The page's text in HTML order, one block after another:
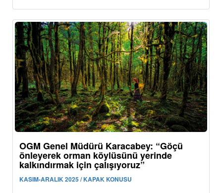
OGM Genel Müdürü Karacabey: “Göçü
önleyerek orman köylüsünü yerinde
kalkındırmak için çalışıyoruz”
KASIM-ARALIK 2025 / KAPAK KONUSU